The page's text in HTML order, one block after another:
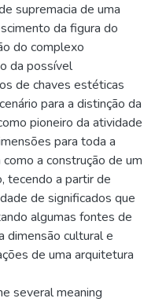
supremacia de uma
da figura do
do complexo
da possível
de chaves estéticas
para a distinção da
pioneiro da atividade
para toda a
a construção de um
tecendo a partir de
de significados que
algumas fontes de
dimensão cultural e
de uma arquitetura
several meaning